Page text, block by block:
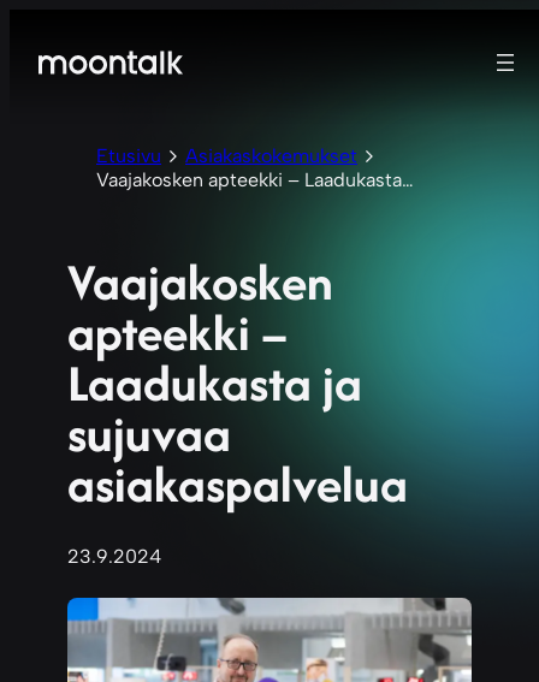
Etusivu
Asiakaskokemukset
Vaajakosken apteekki – Laadukasta…
Vaajakosken
apteekki –
Laadukasta ja
sujuvaa
asiakaspalvelua
23.9.2024